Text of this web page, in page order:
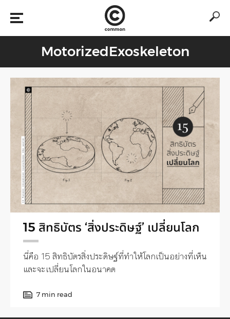
MotorizedExoskeleton
15 สิทธิบัตร ‘สิ่งประดิษฐ์’ เปลี่ยนโลก
นี่คือ 15 สิทธิบัตรสิ่งประดิษฐ์ที่ทำให้โลกเป็นอย่างที่เห็น
และจะเปลี่ยนโลกในอนาคต
7 min read